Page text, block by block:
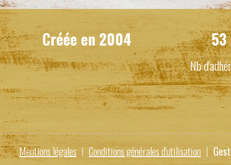
Créée en 2004 53
Nb
Mentions légales Conditions générales d'utilisation